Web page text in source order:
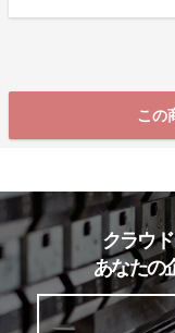
この
クラウド
あなたの